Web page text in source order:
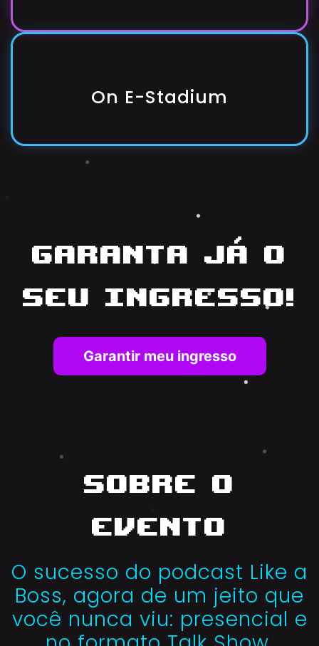
On E-Stadium
Garanta já o
seu ingresso!
Garantir meu ingresso
Sobre o
evento
O sucesso do podcast Like a
Boss, agora de um jeito que
você nunca viu: presencial e